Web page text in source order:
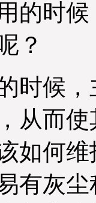
的时
？
时候
从而
如何
有灰